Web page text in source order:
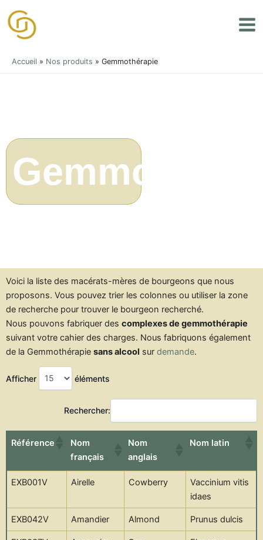
au
contenu
Accueil » Nos produits » Gemmothérapie
Voici la liste des macérats-mères de bourgeons que nous
proposons. Vous pouvez trier les colonnes ou utiliser la zone
de recherche pour trouver le bourgeon recherché.
Nous pouvons fabriquer des complexes de gemmothérapie
suivant votre cahier des charges. Nous fabriquons également
de la Gemmothérapie sans alcool sur demande.
Afficher éléments
Rechercher:
Référence
Nom
français
Nom
anglais
Nom latin
Référence
Nom
Nom
Nom latin
EXB001V Airelle Cowberry
Vaccinium vitis
idaes
EXB042V Amandier Almond Prunus dulcis